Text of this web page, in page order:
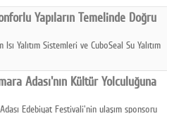
ve yaşamını portre fotoğraflarıyla
Yapıların Temelinde Doğru
Isı Yalıtım Sistemleri ve CuboSeal Su Yalıtım
sunuyor.
Adası'nın Kültür Yolculuğuna
Edebiyat Festivali'nin ulaşım sponsoru